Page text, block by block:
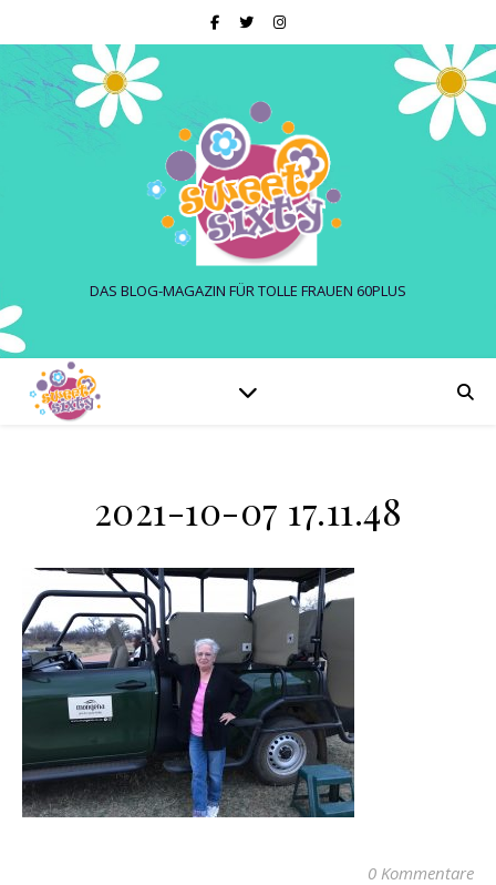
DAS BLOG-MAGAZIN FÜR TOLLE FRAUEN 60PLUS
2021-10-07 17.11.48
0 Kommentare